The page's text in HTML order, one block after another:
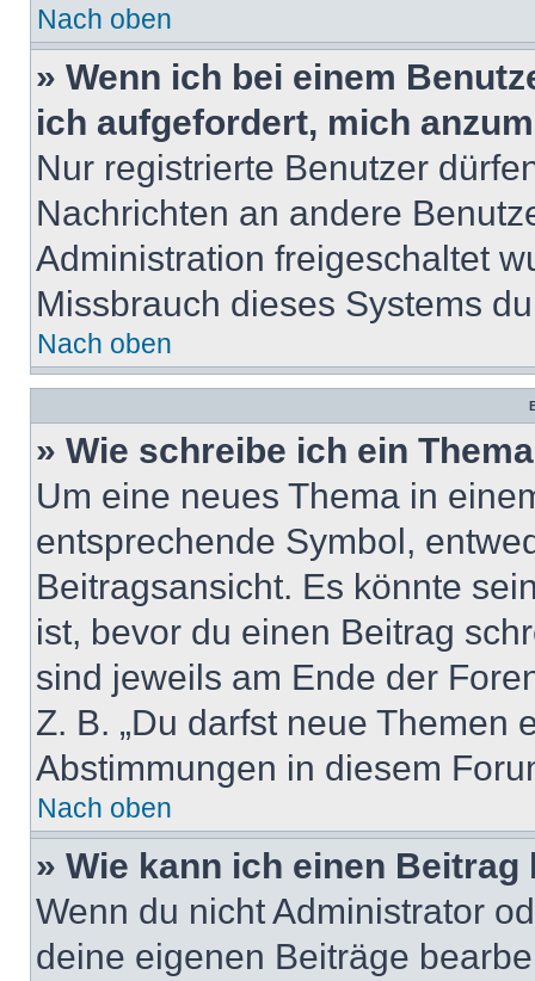
Nach oben
» Wenn ich bei einem
ich aufgefordert, mich
Nur registrierte Benutzer
Nachrichten an andere
Administration freigeschaltet
Missbrauch dieses Systems
Nach oben
» Wie schreibe ich ein
Um eine neues Thema in
entsprechende Symbol,
Beitragsansicht. Es könnte
ist, bevor du einen Beitrag
sind jeweils am Ende der
Z. B. „Du darfst neue Themen
Abstimmungen in diesem
Nach oben
» Wie kann ich einen
Wenn du nicht Administrator
deine eigenen Beiträge